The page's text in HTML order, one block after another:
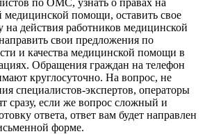
медицинской помощи, оставить свое
действия работников медицинской
свои предложения по
и качества медицинской помощи в
Обращения граждан на телефон
круглосуточно. На вопрос, не
специалистов-экспертов, операторы
сразу, если же вопрос сложный и
ответа, ответ вам будет направлен
форме.